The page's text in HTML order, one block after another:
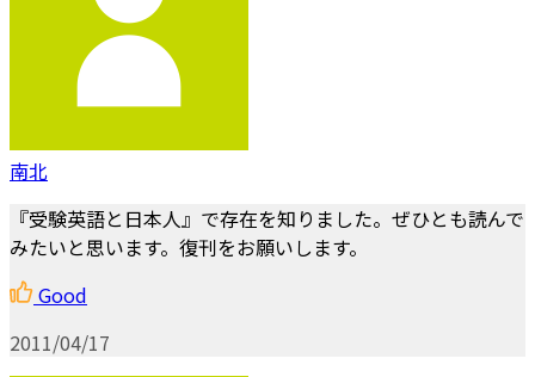
南北
『受験英語と日本人』で存在を知りました。ぜひとも読んで
みたいと思います。復刊をお願いします。
Good
2011/04/17